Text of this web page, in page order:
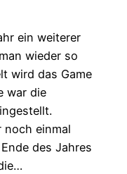
ein weiterer
wieder so
wird das Game
war die
noch einmal
des Jahres